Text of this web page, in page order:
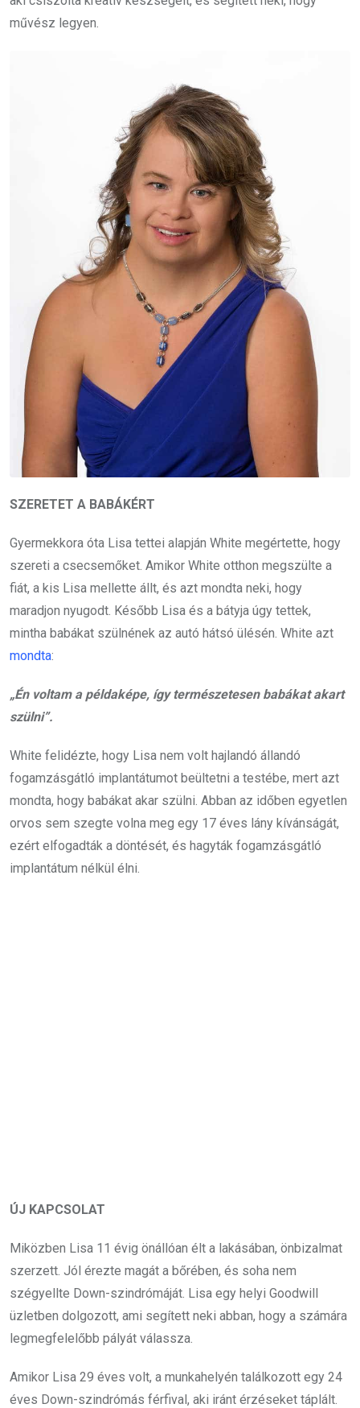
művész legyen.
SZERETET A BABÁKÉRT
Gyermekkora óta Lisa tettei alapján White megértette, hogy
szereti a csecsemőket. Amikor White otthon megszülte a
fiát, a kis Lisa mellette állt, és azt mondta neki, hogy
maradjon nyugodt. Később Lisa és a bátyja úgy tettek,
mintha babákat szülnének az autó hátsó ülésén. White azt
mondta:
„Én voltam a példaképe, így természetesen babákat akart
szülni”.
White felidézte, hogy Lisa nem volt hajlandó állandó
fogamzásgátló implantátumot beültetni a testébe, mert azt
mondta, hogy babákat akar szülni. Abban az időben egyetlen
orvos sem szegte volna meg egy 17 éves lány kívánságát,
ezért elfogadták a döntését, és hagyták fogamzásgátló
implantátum nélkül élni.
ÚJ KAPCSOLAT
Miközben Lisa 11 évig önállóan élt a lakásában, önbizalmat
szerzett. Jól érezte magát a bőrében, és soha nem
szégyellte Down-szindrómáját. Lisa egy helyi Goodwill
üzletben dolgozott, ami segített neki abban, hogy a számára
legmegfelelőbb pályát válassza.
Amikor Lisa 29 éves volt, a munkahelyén találkozott egy 24
éves Down-szindrómás férfival, aki iránt érzéseket táplált.